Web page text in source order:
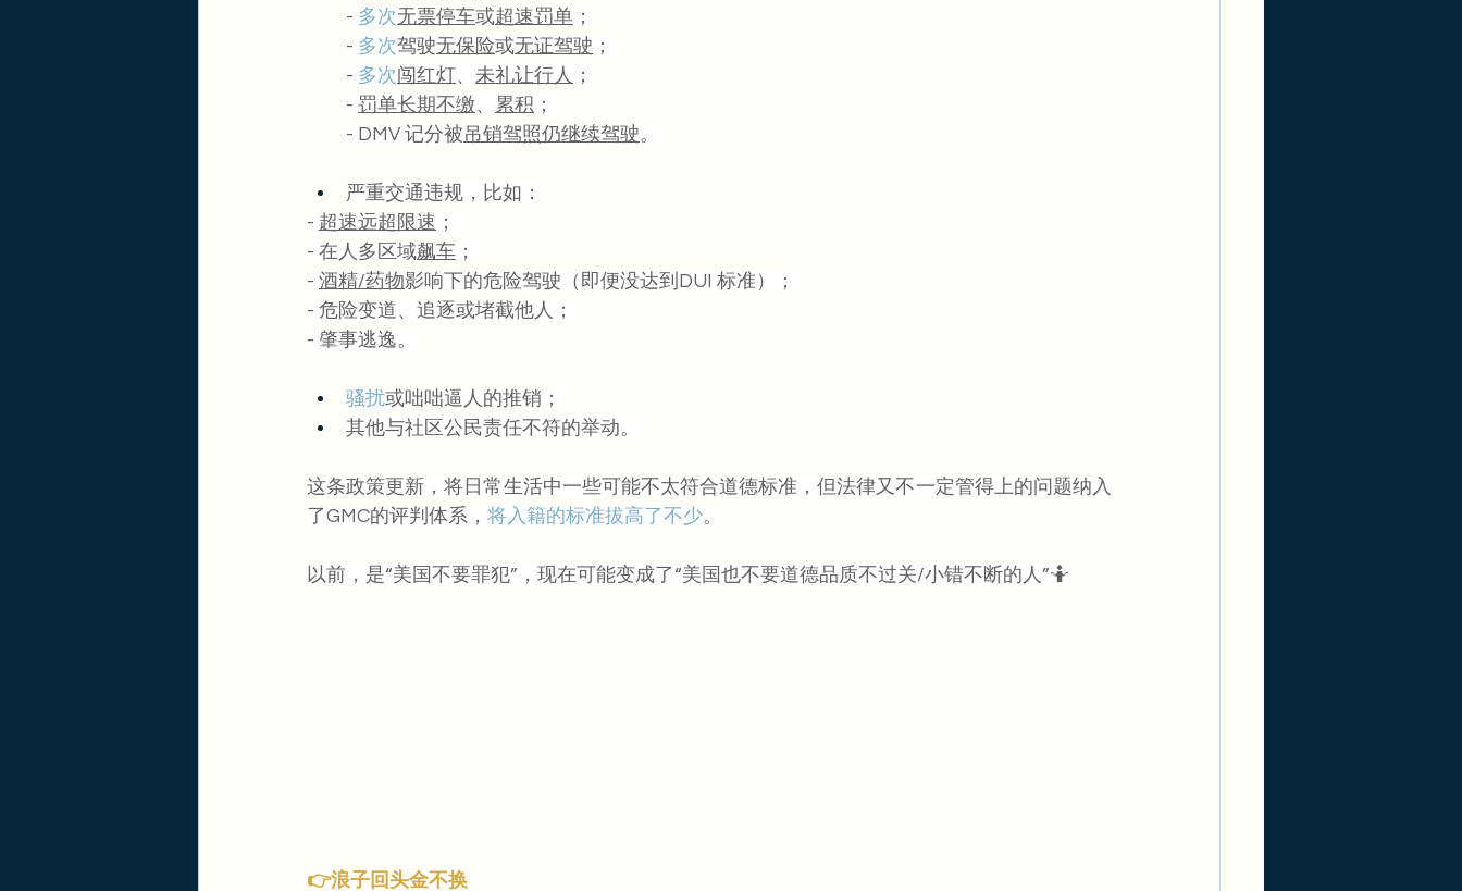
- 多次无票停车或超速罚单 ；
- 多次驾驶无保险或无证驾驶 ；
- 多次闯红灯、 未礼让行人 ；
- 罚单长期不缴、 累积 ；
- DMV 记分被吊销驾照仍继续驾驶。
严重交通违规，比如：
- 超速远超限速 ；
- 在人多区域飙车 ；
- 酒精/药物影响下的危险驾驶（即便没达到DUI 标准）；
- 危险变道、追逐或堵截他人；
- 肇事逃逸。
骚扰或咄咄逼人的推销；
其他与社区公民责任不符的举动。
这条政策更新，将日常生活中一些可能不太符合道德标准，但法律又不一定管得上的问题纳入
了GMC的评判体系， 将入籍的标准拔高了不少。
以前，是“美国不要罪犯”，现在可能变成了“美国也不要道德品质不过关/小错不断的人”🤷
👉浪子回头金不换